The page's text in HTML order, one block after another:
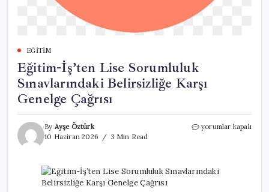
EĞITIM
Eğitim-İş’ten Lise Sorumluluk
Sınavlarındaki Belirsizliğe Karşı
Genelge Çağrısı
By Ayşe Öztürk
10 Haziran 2026
3 Min Read
Eğitim-
Sınavlarındaki
Belirsizliğe
yorumlar kapalı